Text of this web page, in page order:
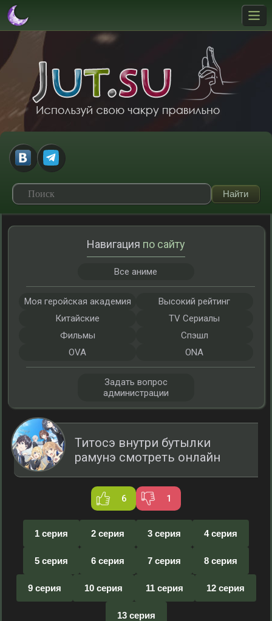
Титосэ внутри бутылки
рамунэ смотреть онлайн
6 1
1 серия 2 серия 3 серия 4 серия
5 серия 6 серия 7 серия 8 серия
9 серия 10 серия 11 серия 12 серия
13 серия
Навигация по сайту
Все аниме
Моя геройская академия
Высокий рейтинг
Китайские
TV Сериалы
Фильмы
Спэшл
OVA
ONA
Задать вопрос
администрации